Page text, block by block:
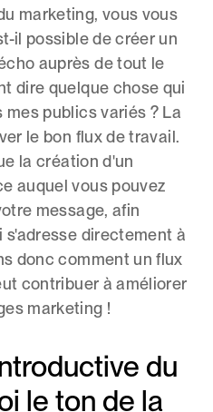
marketing, vous vous
il possible de créer un
auprès de tout le
dire quelque chose qui
publics variés ? La
le bon flux de travail.
la création d'un
auquel vous pouvez
message, afin
directement à
donc comment un flux
contribuer à améliorer
marketing !
du
le ton de la